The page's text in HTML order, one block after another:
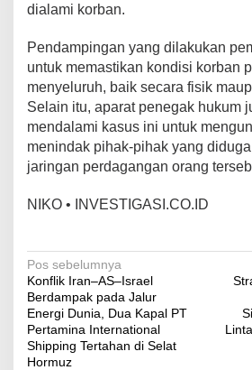
dialami korban.
Pendampingan yang dilakukan
untuk memastikan kondisi korban
menyeluruh, baik secara fisik
Selain itu, aparat penegak hukum
mendalami kasus ini untuk
menindak pihak-pihak yang
jaringan perdagangan orang
NIKO • INVESTIGASI.CO.ID
Navigasi
pos
Pos sebelumnya
Konflik Iran–AS–Israel
Berdampak pada Jalur
Energi Dunia, Dua Kapal PT
Pertamina International
Shipping Tertahan di Selat
Hormuz